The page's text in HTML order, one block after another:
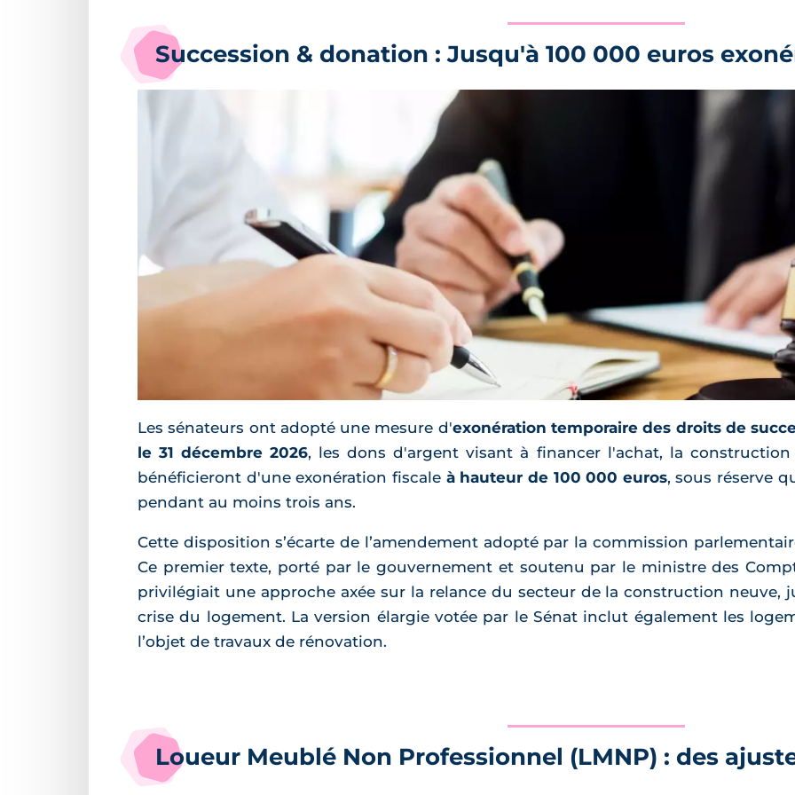
Succession & donation : Jusqu'à 100 000 euros
Les sénateurs ont adopté une mesure d'exonération temporaire des droits de
le 31 décembre 2026, les dons d'argent visant à financer l'achat, la
bénéficieront d'une exonération fiscale à hauteur de 100 000 euros, sous réserve
pendant au moins trois ans.
Cette disposition s’écarte de l’amendement adopté par la commission
Ce premier texte, porté par le gouvernement et soutenu par le ministre des
privilégiait une approche axée sur la relance du secteur de la construction neuve,
crise du logement. La version élargie votée par le Sénat inclut également les
l’objet de travaux de rénovation.
Loueur Meublé Non Professionnel (LMNP) : des